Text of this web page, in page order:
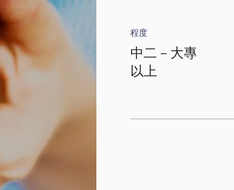
程度
中二－大專
以上